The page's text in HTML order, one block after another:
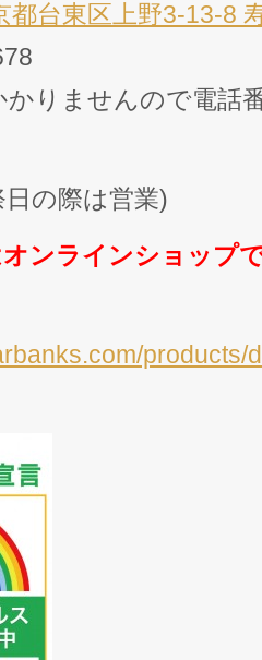
都台東区上野3-13-8
かりませんので電話
の際は営業)
ンラインショップ
products/